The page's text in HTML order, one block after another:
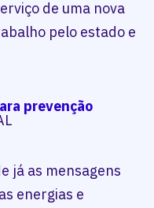
de uma nova
pelo estado e
prevenção
já as mensagens
energias e